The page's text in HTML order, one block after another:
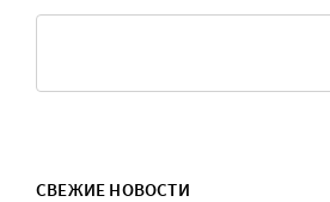
СВЕЖИЕ НОВОСТИ